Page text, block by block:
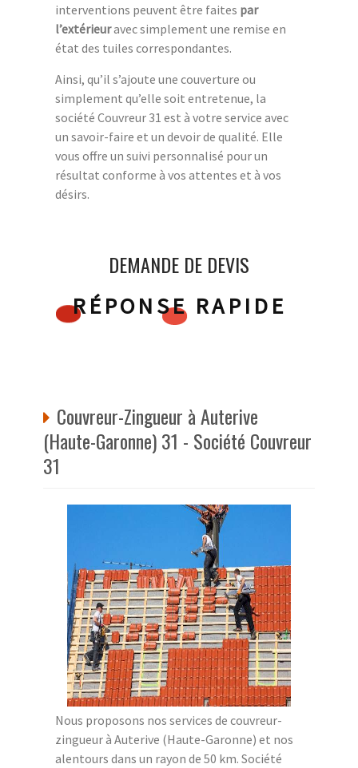
interventions peuvent être faites par
l’extérieuravec simplement une remise en
état des tuiles correspondantes.
Ainsi, qu’il s’ajoute une couverture ou
simplement qu’elle soit entretenue, la
société Couvreur 31 est à votre service avec
un savoir-faire et un devoir de qualité. Elle
vous offre un suivi personnalisé pour un
résultat conforme à vos attentes et à vos
désirs.
DEMANDE DE DEVIS
RÉPONSE RAPIDE
Couvreur-Zingueur à Auterive
(Haute-Garonne) 31 - Société Couvreur
31
Nous proposons nos services de couvreur-
zingueur à Auterive (Haute-Garonne) et nos
alentours dans un rayon de 50 km. Société